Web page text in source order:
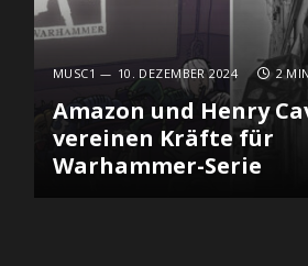
MUSC1 10. DEZEMBER 2024 2
Amazon und Henry
vereinen Kräfte für
Warhammer-Serie